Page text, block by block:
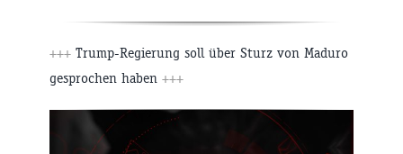
+++ Trump-Regierung soll über Sturz von Maduro
gesprochen haben +++